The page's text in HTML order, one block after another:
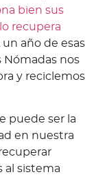
bien sus
recupera
un año de esas
Nómadas nos
y reciclemos
puede ser la
en nuestra
al sistema